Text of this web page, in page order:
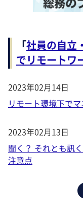
「社員の自立
でリモートワ
2023年02月14日
リモート環境下で
2023年02月13日
聞く？ それとも訊
注意点